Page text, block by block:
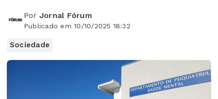
Por Jornal Fórum
Publicado em 10/10/2025 18:32
Sociedade